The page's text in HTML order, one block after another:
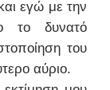
εγώ με την
το δυνατό
του
αύριο.